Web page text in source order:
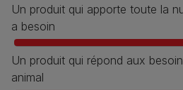
Un produit qui apporte toute la
a besoin
Un produit qui répond aux
animal